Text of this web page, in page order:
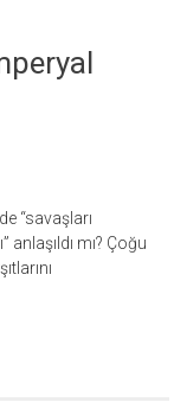
“savaşları
anlaşıldı mı? Çoğu